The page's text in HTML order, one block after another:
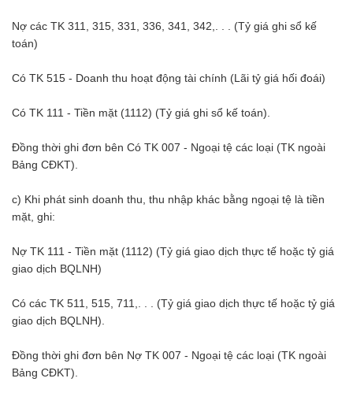
Nợ các TK 311, 315, 331, 336, 341, 342,. . . (Tỷ giá ghi sổ kế
toán)
Có TK 515 - Doanh thu hoạt động tài chính (Lãi tỷ giá hối đoái)
Có TK 111 - Tiền mặt (1112) (Tỷ giá ghi sổ kế toán).
Đồng thời ghi đơn bên Có TK 007 - Ngoại tệ các loại (TK ngoài
Bảng CĐKT).
c) Khi phát sinh doanh thu, thu nhập khác bằng ngoại tệ là tiền
mặt, ghi:
Nợ TK 111 - Tiền mặt (1112) (Tỷ giá giao dịch thực tế hoặc tỷ giá
giao dịch BQLNH)
Có các TK 511, 515, 711,. . . (Tỷ giá giao dịch thực tế hoặc tỷ giá
giao dịch BQLNH).
Đồng thời ghi đơn bên Nợ TK 007 - Ngoại tệ các loại (TK ngoài
Bảng CĐKT).